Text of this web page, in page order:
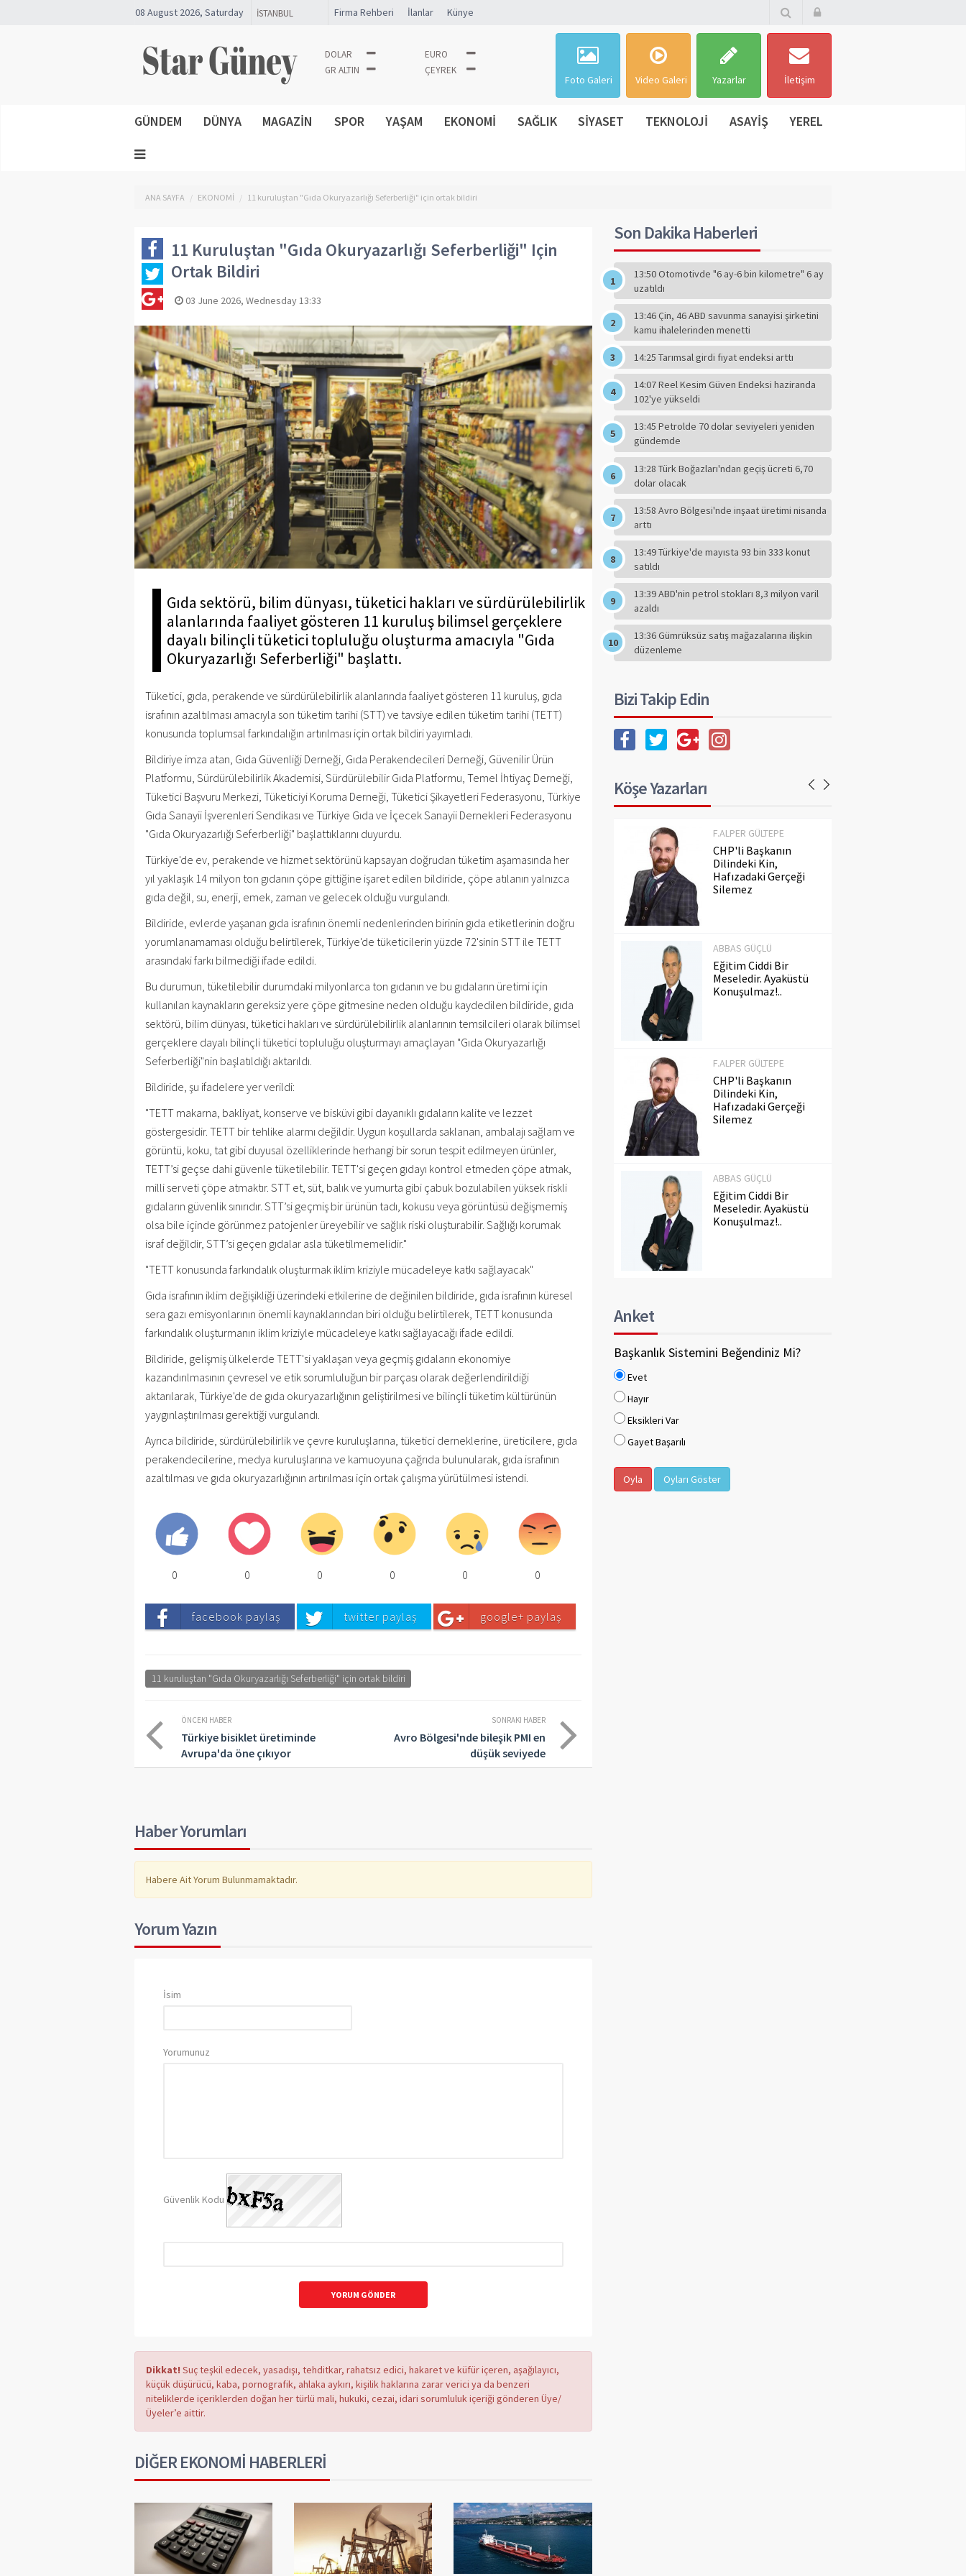
08 August 2026, Saturday Firma Rehberi İlanlar Künye
DOLAR
EURO
GR ALTIN
ÇEYREK
Foto Galeri Video Galeri Yazarlar İletişim
GÜNDEM DÜNYA MAGAZİN SPOR YAŞAM EKONOMİ SAĞLIK SİYASET TEKNOLOJİ ASAYİŞ YEREL
ANA SAYFA EKONOMİ 11 kuruluştan "Gıda Okuryazarlığı Seferberliği" için ortak bildiri
11 Kuruluştan "Gıda Okuryazarlığı Seferberliği" Için
Ortak Bildiri
03 June 2026, Wednesday 13:33
Gıda sektörü, bilim dünyası, tüketici hakları ve sürdürülebilirlik
alanlarında faaliyet gösteren 11 kuruluş bilimsel gerçeklere
dayalı bilinçli tüketici topluluğu oluşturma amacıyla "Gıda
Okuryazarlığı Seferberliği" başlattı.
Tüketici, gıda, perakende ve sürdürülebilirlik alanlarında faaliyet gösteren 11 kuruluş, gıda
israfının azaltılması amacıyla son tüketim tarihi (STT) ve tavsiye edilen tüketim tarihi (TETT)
konusunda toplumsal farkındalığın artırılması için ortak bildiri yayımladı.
Bildiriye imza atan, Gıda Güvenliği Derneği, Gıda Perakendecileri Derneği, Güvenilir Ürün
Platformu, Sürdürülebilirlik Akademisi, Sürdürülebilir Gıda Platformu, Temel İhtiyaç Derneği,
Tüketici Başvuru Merkezi, Tüketiciyi Koruma Derneği, Tüketici Şikayetleri Federasyonu, Türkiye
Gıda Sanayii İşverenleri Sendikası ve Türkiye Gıda ve İçecek Sanayii Dernekleri Federasyonu
"Gıda Okuryazarlığı Seferberliği" başlattıklarını duyurdu.
Türkiye'de ev, perakende ve hizmet sektörünü kapsayan doğrudan tüketim aşamasında her
yıl yaklaşık 14 milyon ton gıdanın çöpe gittiğine işaret edilen bildiride, çöpe atılanın yalnızca
gıda değil, su, enerji, emek, zaman ve gelecek olduğu vurgulandı.
Bildiride, evlerde yaşanan gıda israfının önemli nedenlerinden birinin gıda etiketlerinin doğru
yorumlanamaması olduğu belirtilerek, Türkiye'de tüketicilerin yüzde 72'sinin STT ile TETT
arasındaki farkı bilmediği ifade edildi.
Bu durumun, tüketilebilir durumdaki milyonlarca ton gıdanın ve bu gıdaların üretimi için
kullanılan kaynakların gereksiz yere çöpe gitmesine neden olduğu kaydedilen bildiride, gıda
sektörü, bilim dünyası, tüketici hakları ve sürdürülebilirlik alanlarının temsilcileri olarak bilimsel
gerçeklere dayalı bilinçli tüketici topluluğu oluşturmayı amaçlayan "Gıda Okuryazarlığı
Seferberliği"nin başlatıldığı aktarıldı.
Bildiride, şu ifadelere yer verildi:
"TETT makarna, bakliyat, konserve ve bisküvi gibi dayanıklı gıdaların kalite ve lezzet
göstergesidir. TETT bir tehlike alarmı değildir. Uygun koşullarda saklanan, ambalajı sağlam ve
görüntü, koku, tat gibi duyusal özelliklerinde herhangi bir sorun tespit edilmeyen ürünler,
TETT’si geçse dahi güvenle tüketilebilir. TETT'si geçen gıdayı kontrol etmeden çöpe atmak,
milli serveti çöpe atmaktır. STT et, süt, balık ve yumurta gibi çabuk bozulabilen yüksek riskli
gıdaların güvenlik sınırıdır. STT’si geçmiş bir ürünün tadı, kokusu veya görüntüsü değişmemiş
olsa bile içinde görünmez patojenler üreyebilir ve sağlık riski oluşturabilir. Sağlığı korumak
israf değildir, STT’si geçen gıdalar asla tüketilmemelidir."
"TETT konusunda farkındalık oluşturmak iklim kriziyle mücadeleye katkı sağlayacak"
Gıda israfının iklim değişikliği üzerindeki etkilerine de değinilen bildiride, gıda israfının küresel
sera gazı emisyonlarının önemli kaynaklarından biri olduğu belirtilerek, TETT konusunda
farkındalık oluşturmanın iklim kriziyle mücadeleye katkı sağlayacağı ifade edildi.
Bildiride, gelişmiş ülkelerde TETT'si yaklaşan veya geçmiş gıdaların ekonomiye
kazandırılmasının çevresel ve etik sorumluluğun bir parçası olarak değerlendirildiği
aktarılarak, Türkiye'de de gıda okuryazarlığının geliştirilmesi ve bilinçli tüketim kültürünün
yaygınlaştırılması gerektiği vurgulandı.
Ayrıca bildiride, sürdürülebilirlik ve çevre kuruluşlarına, tüketici derneklerine, üreticilere, gıda
perakendecilerine, medya kuruluşlarına ve kamuoyuna çağrıda bulunularak, gıda israfının
azaltılması ve gıda okuryazarlığının artırılması için ortak çalışma yürütülmesi istendi.
0 0 0 0 0 0
facebook paylaş twitter paylaş google+ paylaş
11 kuruluştan "Gıda Okuryazarlığı Seferberliği" için ortak bildiri
ÖNCEKI HABER
Türkiye bisiklet üretiminde
Avrupa'da öne çıkıyor
SONRAKI HABER
Avro Bölgesi'nde bileşik PMI en
düşük seviyede
Haber Yorumları
Habere Ait Yorum Bulunmamaktadır.
Yorum Yazın
İsim
Yorumunuz
Güvenlik Kodu
YORUM GÖNDER
Dikkat! Suç teşkil edecek, yasadışı, tehditkar, rahatsız edici, hakaret ve küfür içeren, aşağılayıcı,
küçük düşürücü, kaba, pornografik, ahlaka aykırı, kişilik haklarına zarar verici ya da benzeri
niteliklerde içeriklerden doğan her türlü mali, hukuki, cezai, idari sorumluluk içeriği gönderen Üye/
Üyeler’e aittir.
DİĞER EKONOMİ HABERLERİ
Son Dakika Haberleri
13:50 Otomotivde "6 ay-6 bin kilometre" 6 ay
uzatıldı
13:46 Çin, 46 ABD savunma sanayisi şirketini
kamu ihalelerinden menetti
14:25 Tarımsal girdi fiyat endeksi arttı
14:07 Reel Kesim Güven Endeksi haziranda
102'ye yükseldi
13:45 Petrolde 70 dolar seviyeleri yeniden
gündemde
13:28 Türk Boğazları'ndan geçiş ücreti 6,70
dolar olacak
13:58 Avro Bölgesi'nde inşaat üretimi nisanda
arttı
13:49 Türkiye'de mayısta 93 bin 333 konut
satıldı
13:39 ABD'nin petrol stokları 8,3 milyon varil
azaldı
13:36 Gümrüksüz satış mağazalarına ilişkin
düzenleme
Bizi Takip Edin
Köşe Yazarları
F.ALPER GÜLTEPE
CHP'li Başkanın
Dilindeki Kin,
Hafızadaki Gerçeği
Silemez
ABBAS GÜÇLÜ
Eğitim Ciddi Bir
Meseledir. Ayaküstü
F.ALPER GÜLTEPE
CHP'li Başkanın
Dilindeki Kin,
Hafızadaki Gerçeği
Silemez
ABBAS GÜÇLÜ
Eğitim Ciddi Bir
Meseledir. Ayaküstü
Konuşulmaz!..
F.ALPER GÜLTEPE
CHP'li Başkanın
Dilindeki Kin,
Hafızadaki Gerçeği
Silemez
ABBAS GÜÇLÜ
Eğitim Ciddi Bir
Meseledir. Ayaküstü
Konuşulmaz!..
Anket
Başkanlık Sistemini Beğendiniz Mi?
Evet
Hayır
Eksikleri Var
Gayet Başarılı
Oyla Oyları Göster